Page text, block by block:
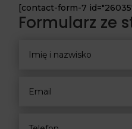
[contact-form-7
Formularz ze